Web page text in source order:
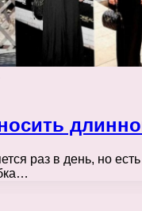
раз в день, но